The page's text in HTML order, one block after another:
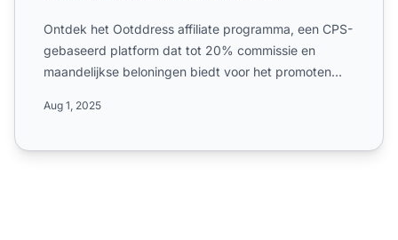
Ontdek het Ootddress affiliate programma, een CPS-
gebaseerd platform dat tot 20% commissie en
maandelijkse beloningen biedt voor het promoten
Aug 1, 2025